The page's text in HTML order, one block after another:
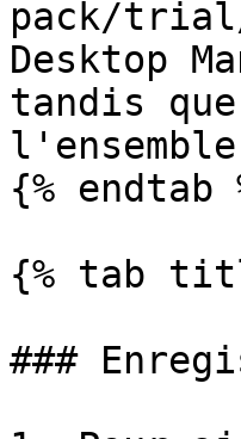
pack/trial/
Desktop
tandis
{% endtab
{% tab
###